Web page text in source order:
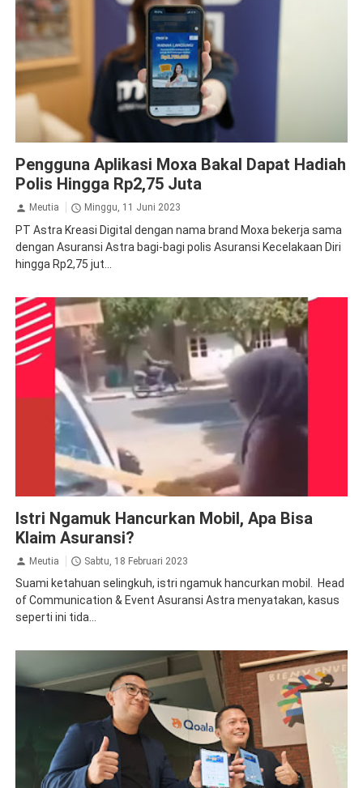
Pengguna Aplikasi Moxa Bakal Dapat Hadiah
Polis Hingga Rp2,75 Juta
Meutia Minggu, 11 Juni 2023
PT Astra Kreasi Digital dengan nama brand Moxa bekerja sama
dengan Asuransi Astra bagi-bagi polis Asuransi Kecelakaan Diri
hingga Rp2,75 jut...
Istri Ngamuk Hancurkan Mobil, Apa Bisa
Klaim Asuransi?
Meutia Sabtu, 18 Februari 2023
Suami ketahuan selingkuh, istri ngamuk hancurkan mobil. Head
of Communication & Event Asuransi Astra menyatakan, kasus
seperti ini tida...